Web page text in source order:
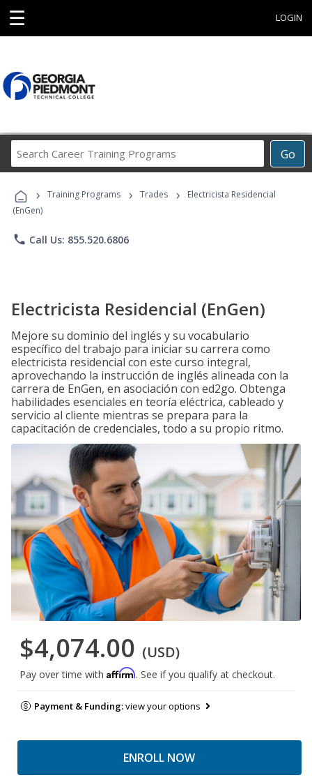
☰ LOGIN
Go
Career
Programs
› Training Programs › Trades ›
Electricista Residencial
(EnGen)
phone Call Us: 855.520.6806
Electricista Residencial (EnGen)
Mejore su dominio del inglés y su vocabulario
específico del trabajo para iniciar su carrera como
electricista residencial con este curso integral,
aprovechando la instrucción de inglés alineada con la
carrera de EnGen, en asociación con ed2go. Obtenga
habilidades esenciales en teoría eléctrica, cableado y
servicio al cliente mientras se prepara para la
capacitación de credenciales, todo a su propio ritmo.
$4,074.00 (USD)
Pay over time with Affirm. See if you qualify at checkout.
Payment & Funding:view your options
ENROLL NOW